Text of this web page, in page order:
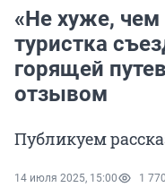
«Не хуже, чем
туристка
горящей
отзывом
Публикуем
14 июля 2025, 15:00 1 770